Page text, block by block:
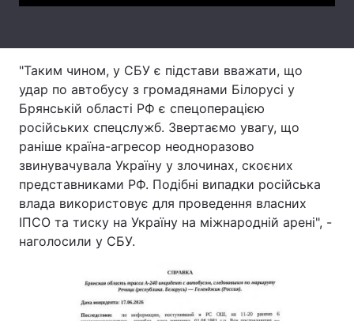
"Таким чином, у СБУ є підстави вважати, що
удар по автобусу з громадянами Білорусі у
Брянській області РФ є спецоперацією
російських спецслужб. Звертаємо увагу, що
раніше країна-агресор неодноразово
звинувачувала Україну у злочинах, скоєних
представниками РФ. Подібні випадки російська
влада використовує для проведення власних
ІПСО та тиску на Україну на міжнародній арені", -
наголосили у СБУ.